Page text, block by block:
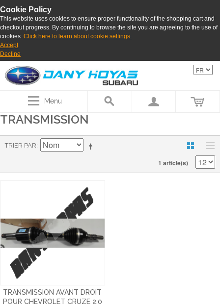
Cookie Policy
This website uses cookies to ensure proper functionality of the shopping cart and
checkout progress. By continuing to browse the site you are agreeing to the use of
cookies. Click here to learn about cookie settings.
Accept
Decline
Menu
TRANSMISSION
TRIER PAR
1 article(s)
TRANSMISSION AVANT DROIT
POUR CHEVROLET CRUZE 2.0